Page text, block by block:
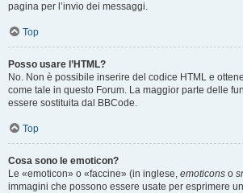
pagina per l’invio dei messaggi.
Top
Posso usare l’HTML?
No. Non è possibile inserire del codice HTML e
come tale in questo Forum. La maggior parte delle
essere sostituita dal BBCode.
Top
Cosa sono le emoticon?
Le «emoticon» o «faccine» (in inglese, emoticons o
immagini che possono essere usate per esprimere